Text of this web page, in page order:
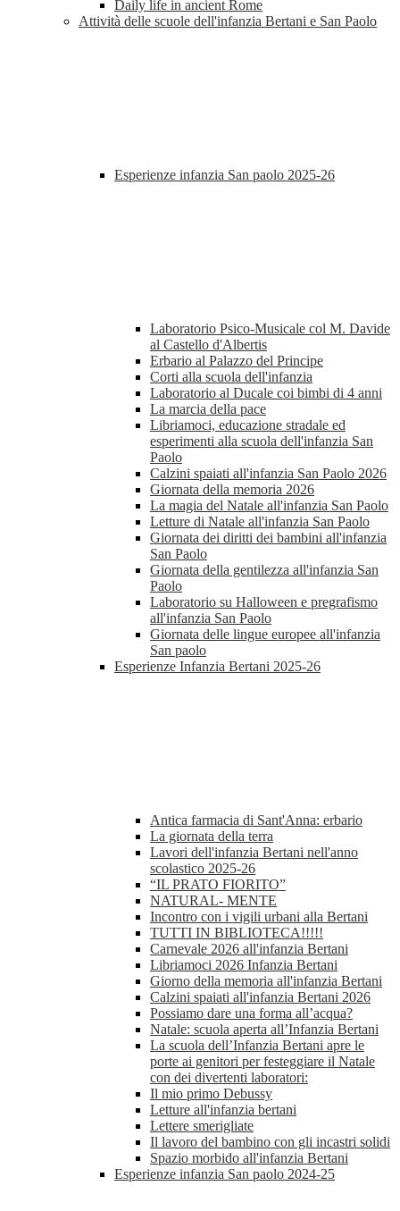
Daily life in ancient Rome
Attività delle scuole dell'infanzia Bertani e San Paolo
Esperienze infanzia San paolo 2025-26
Laboratorio Psico-Musicale col M. Davide
al Castello d'Albertis
Erbario al Palazzo del Principe
Corti alla scuola dell'infanzia
Laboratorio al Ducale coi bimbi di 4 anni
La marcia della pace
Libriamoci, educazione stradale ed
esperimenti alla scuola dell'infanzia San
Paolo
Calzini spaiati all'infanzia San Paolo 2026
Giornata della memoria 2026
La magia del Natale all'infanzia San Paolo
Letture di Natale all'infanzia San Paolo
Giornata dei diritti dei bambini all'infanzia
San Paolo
Giornata della gentilezza all'infanzia San
Paolo
Laboratorio su Halloween e pregrafismo
all'infanzia San Paolo
Giornata delle lingue europee all'infanzia
San paolo
Esperienze Infanzia Bertani 2025-26
Antica farmacia di Sant'Anna: erbario
La giornata della terra
Lavori dell'infanzia Bertani nell'anno
scolastico 2025-26
“IL PRATO FIORITO”
NATURAL- MENTE
Incontro con i vigili urbani alla Bertani
TUTTI IN BIBLIOTECA!!!!!
Carnevale 2026 all'infanzia Bertani
Libriamoci 2026 Infanzia Bertani
Giorno della memoria all'infanzia Bertani
Calzini spaiati all'infanzia Bertani 2026
Possiamo dare una forma all’acqua?
Natale: scuola aperta all’Infanzia Bertani
La scuola dell’Infanzia Bertani apre le
porte ai genitori per festeggiare il Natale
con dei divertenti laboratori:
Il mio primo Debussy
Letture all'infanzia bertani
Lettere smerigliate
Il lavoro del bambino con gli incastri solidi
Spazio morbido all'infanzia Bertani
Esperienze infanzia San paolo 2024-25